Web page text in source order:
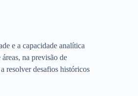
e a capacidade analítica
na previsão de
resolver desafios históricos